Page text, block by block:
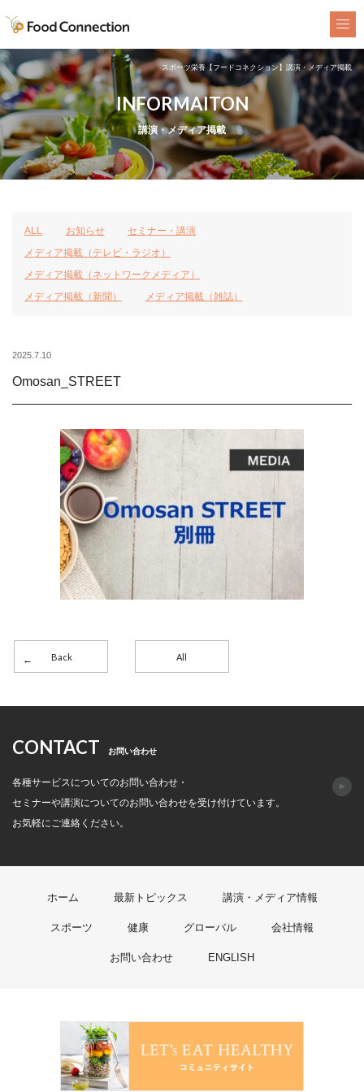
スポーツ栄養【フードコネクション】講演・メディア掲載
INFORMAITON
講演・メディア掲載
ALL お知らせ
セミナー・講演
メディア掲載（テレビ・ラジオ）
メディア掲載（ネットワークメディア）
メディア掲載（新聞）
メディア掲載（雑誌）
2025.7.10
Omosan_STREET
Back All
CONTACT お問い合わせ
各種サービスについてのお問い合わせ・
セミナーや講演についてのお問い合わせを受け付けています。
お気軽にご連絡ください。
ホーム 最新トピックス 講演・メディア情報
スポーツ 健康 グローバル 会社情報
お問い合わせ ENGLISH